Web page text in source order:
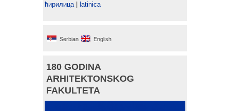
ћирилица| latinica
Serbian English
180 GODINA
ARHITEKTONSKOG
FAKULTETA